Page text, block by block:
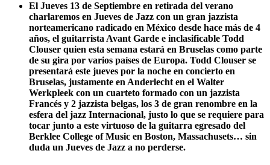
El Jueves 13 de Septiembre en retirada del verano
charlaremos en Jueves de Jazz con un gran jazzista
norteamericano radicado en México desde hace más de 4
años, el guitarrista Avant Garde e inclasificable Todd
Clouser quien esta semana estará en Bruselas como parte
de su gira por varios países de Europa. Todd Clouser se
presentará este jueves por la noche en concierto en
Bruselas, justamente en Anderlecht en el Walter
Werkpleek con un cuarteto formado con un jazzista
Francés y 2 jazzista belgas, los 3 de gran renombre en la
esfera del jazz Internacional, justo lo que se requiere para
tocar junto a este virtuoso de la guitarra egresado del
Berklee College of Music en Boston, Massachusets… sin
duda un Jueves de Jazz a no perderse.